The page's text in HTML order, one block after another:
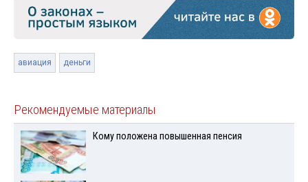
авиация деньги
Рекомендуемые материалы
Кому положена повышенная пенсия